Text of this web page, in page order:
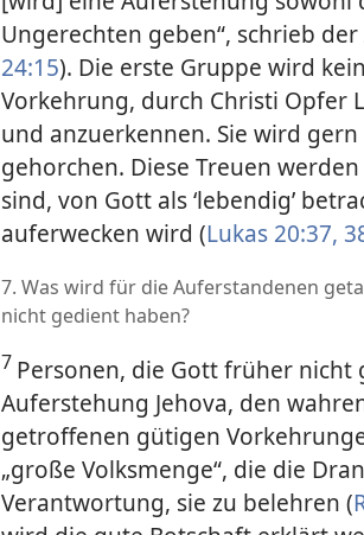
Ungerechten geben“, schrieb
24:15). Die erste Gruppe wird
Vorkehrung, durch Christi Opfer
und anzuerkennen. Sie wird
gehorchen. Diese Treuen
sind, von Gott als ‘lebendig’
auferwecken wird (Lukas 20:37,
7. Was wird für die Auferstandenen
nicht gedient haben?
7 Personen, die Gott früher
Auferstehung Jehova, den
getroffenen gütigen
„große Volksmenge“, die die
Verantwortung, sie zu belehren (